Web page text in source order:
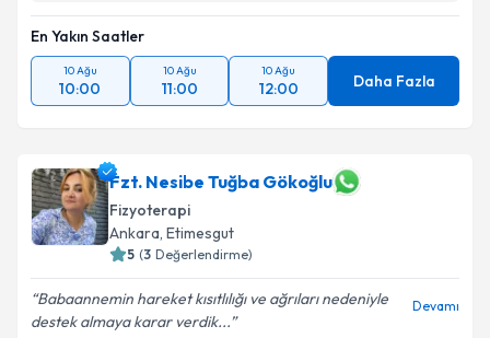
En Yakın Saatler
10 Ağu
10:00
10 Ağu
11:00
10 Ağu
12:00 Daha Fazla
Fzt. Nesibe Tuğba Gökoğlu
Fizyoterapi
Ankara, Etimesgut
5 (3 Değerlendirme)
Babaannemin hareket kısıtlılığı ve ağrıları nedeniyle
destek almaya karar verdik...
Devamı